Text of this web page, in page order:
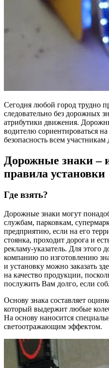
Сегодня любой город трудно
следовательно без дорожных
атрибутики движения.
водителю сориентироваться
безопасность всем
Дорожные знаки –
правила установки
Где взять?
Дорожные знаки могут
службам, парковкам,
предприятию, если на его
стоянка, проходит дорога и
рекламу-указатель. Для этого
компанию по изготовлению
и установку можно заказать
на качество продукции,
послужить Вам долго, если
Основу знака составляет
который выдержит любые
На основу наносится
светоотражающим эффектом.